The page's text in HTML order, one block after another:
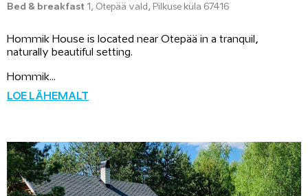
Bed & breakfast 1, Otepää vald, Pilkuse küla 67416
Hommik House is located near Otepää in a tranquil,
naturally beautiful setting.
Hommik...
LOE LÄHEMALT